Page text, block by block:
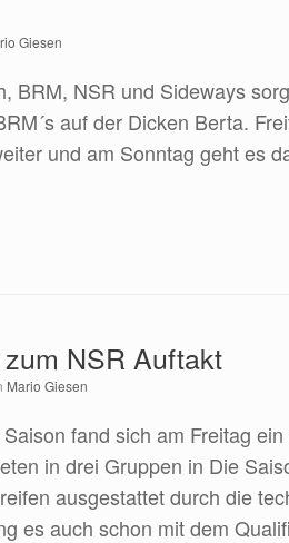
Giesen
BRM, NSR und Sideways
auf der Dicken Berta.
und am Sonntag geht es
NSR Auftakt
Mario Giesen
fand sich am Freitag
in drei Gruppen in Die
ausgestattet durch die
es auch schon mit dem